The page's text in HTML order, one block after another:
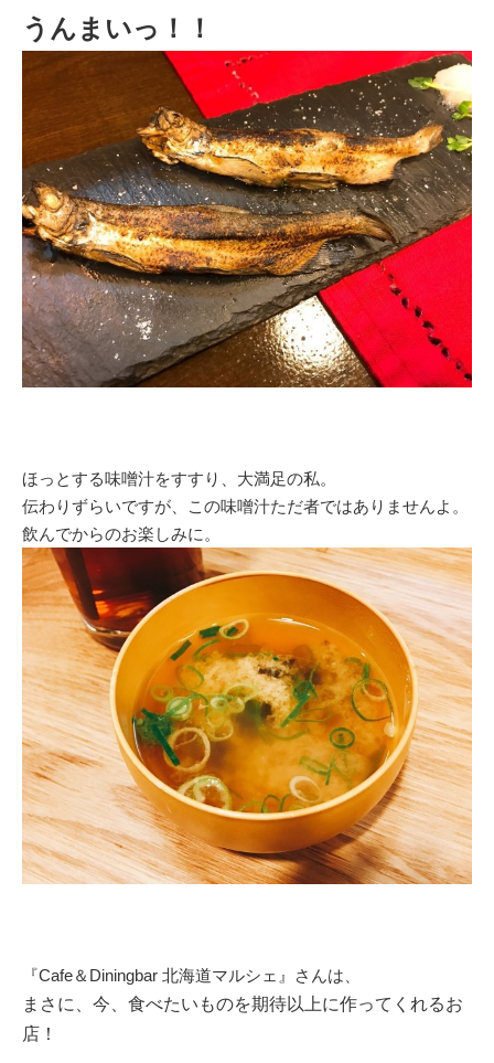
うんまいっ！！
ほっとする味噌汁をすすり、大満足の私。
伝わりずらいですが、この味噌汁ただ者ではありませんよ。
飲んでからのお楽しみに。
『Cafe＆Diningbar 北海道マルシェ』さんは、
まさに、今、食べたいものを期待以上に作ってくれるお
店！